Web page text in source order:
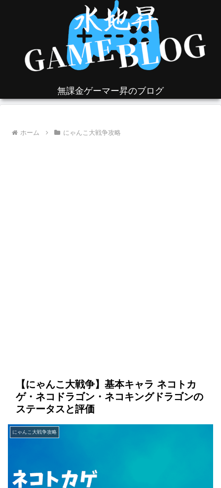
無課金ゲーマー昇のブログ
ホーム にゃんこ大戦争攻略
【にゃんこ大戦争】基本キャラ ネコトカ
ゲ・ネコドラゴン・ネコキングドラゴンの
ステータスと評価
にゃんこ大戦争攻略